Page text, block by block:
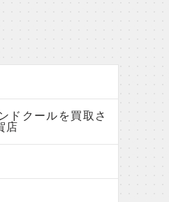
ドクールを買取さ
店